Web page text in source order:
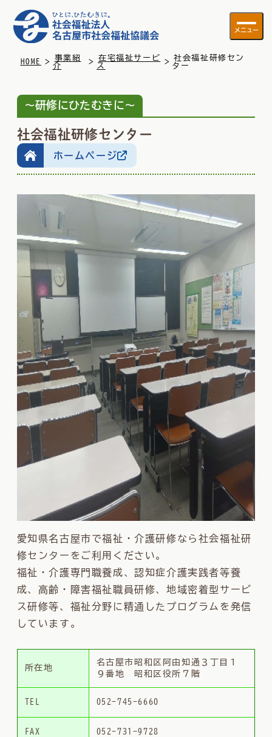
メニュー
HOME >
事業紹
介
>
在宅福祉サービ
ス
> 社会福祉研修セン
ター
～研修にひたむきに～
社会福祉研修センター
ホームページ
愛知県名古屋市で福祉・介護研修なら社会福祉研
修センターをご利用ください。
福祉・介護専門職養成、認知症介護実践者等養
成、高齢・障害福祉職員研修、地域密着型サービ
ス研修等、福祉分野に精通したプログラムを発信
しています。
所在地
名古屋市昭和区阿由知通３丁目１
９番地 昭和区役所７階
TEL 052-745-6660
FAX 052-731-9728